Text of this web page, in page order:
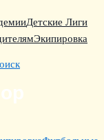
Детские Лиги
Экипировка